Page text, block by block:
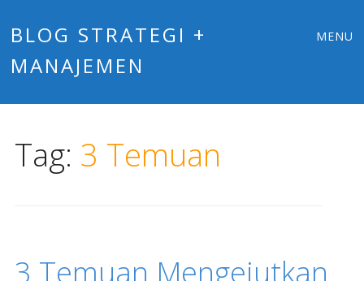
BLOG STRATEGI +
MANAJEMEN
MENU
Tag: 3 Temuan
3 Temuan Mengejutkan